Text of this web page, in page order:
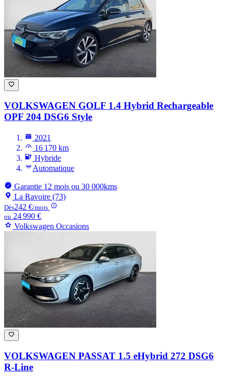
VOLKSWAGEN GOLF 1.4 Hybrid Rechargeable
OPF 204 DSG6 Style
2021
16 170 km
Hybride
Automatique
Garantie 12 mois ou 30 000kms
La Ravoire (73)
Dès242 €/mois
ou 24 990 €
Volkswagen Occasions
VOLKSWAGEN PASSAT 1.5 eHybrid 272 DSG6
R-Line